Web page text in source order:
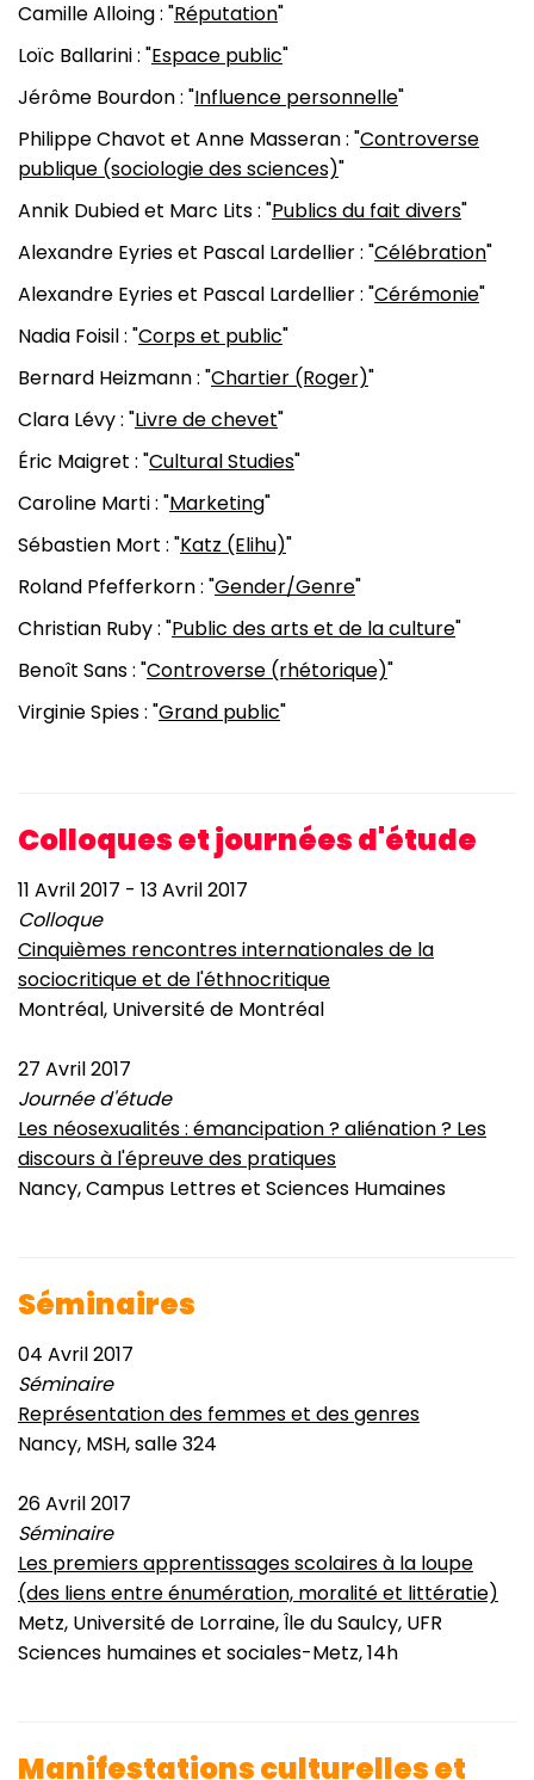
Camille Alloing : "Réputation"
Loïc Ballarini : "Espace public"
Jérôme Bourdon : "Influence personnelle"
Philippe Chavot et Anne Masseran : "Controverse
publique (sociologie des sciences)"
Annik Dubied et Marc Lits : "Publics du fait divers"
Alexandre Eyries et Pascal Lardellier : "Célébration"
Alexandre Eyries et Pascal Lardellier : "Cérémonie"
Nadia Foisil : "Corps et public"
Bernard Heizmann : "Chartier (Roger)"
Clara Lévy : "Livre de chevet"
Éric Maigret : "Cultural Studies"
Caroline Marti : "Marketing"
Sébastien Mort : "Katz (Elihu)"
Roland Pfefferkorn : "Gender/Genre"
Christian Ruby : "Public des arts et de la culture"
Benoît Sans : "Controverse (rhétorique)"
Virginie Spies : "Grand public"
Colloques et journées d'étude
11 Avril 2017 - 13 Avril 2017
Colloque
Cinquièmes rencontres internationales de la
sociocritique et de l'éthnocritique
Montréal, Université de Montréal
27 Avril 2017
Journée d'étude
Les néosexualités : émancipation ? aliénation ? Les
discours à l'épreuve des pratiques
Nancy, Campus Lettres et Sciences Humaines
Séminaires
04 Avril 2017
Séminaire
Représentation des femmes et des genres
Nancy, MSH, salle 324
26 Avril 2017
Séminaire
Les premiers apprentissages scolaires à la loupe
(des liens entre énumération, moralité et littératie)
Metz, Université de Lorraine, Île du Saulcy, UFR
Sciences humaines et sociales-Metz, 14h
Manifestations culturelles et